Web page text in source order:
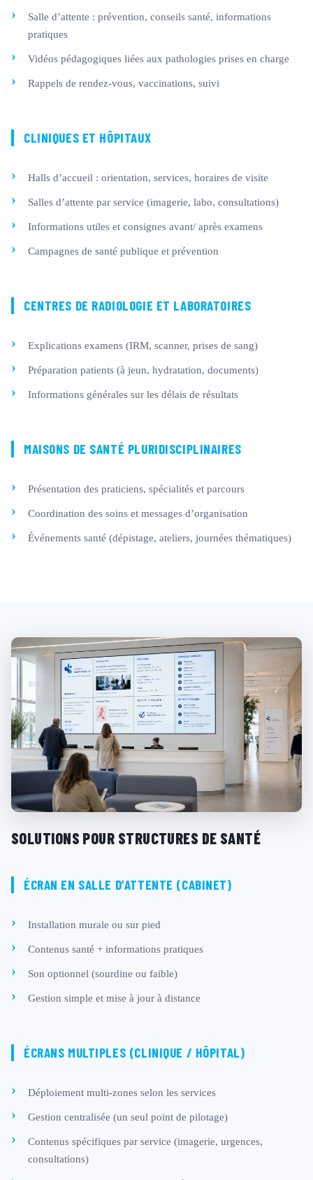
Salle d’attente : prévention, conseils santé, informations
pratiques
Vidéos pédagogiques liées aux pathologies prises en charge
Rappels de rendez-vous, vaccinations, suivi
CLINIQUES ET HÔPITAUX
Halls d’accueil : orientation, services, horaires de visite
Salles d’attente par service (imagerie, labo, consultations)
Informations utiles et consignes avant/ après examens
Campagnes de santé publique et prévention
CENTRES DE RADIOLOGIE ET LABORATOIRES
Explications examens (IRM, scanner, prises de sang)
Préparation patients (à jeun, hydratation, documents)
Informations générales sur les délais de résultats
MAISONS DE SANTÉ PLURIDISCIPLINAIRES
Présentation des praticiens, spécialités et parcours
Coordination des soins et messages d’organisation
Événements santé (dépistage, ateliers, journées thématiques)
SOLUTIONS POUR STRUCTURES DE SANTÉ
ÉCRAN EN SALLE D’ATTENTE (CABINET)
Installation murale ou sur pied
Contenus santé + informations pratiques
Son optionnel (sourdine ou faible)
Gestion simple et mise à jour à distance
ÉCRANS MULTIPLES (CLINIQUE / HÔPITAL)
Déploiement multi-zones selon les services
Gestion centralisée (un seul point de pilotage)
Contenus spécifiques par service (imagerie, urgences,
consultations)